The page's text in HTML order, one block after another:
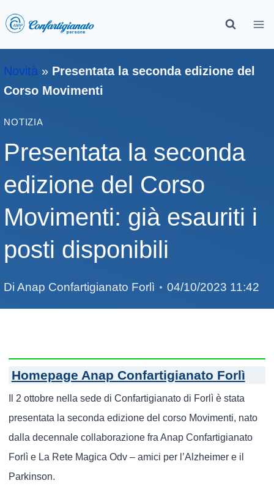
Novità » Presentata la seconda edizione del
Corso Movimenti
NOTIZIA
Presentata la seconda
edizione del Corso
Movimenti: già esauriti i
posti disponibili
Di Anap Confartigianato Forlì 04/10/2023 11:42
Homepage Anap Confartigianato Forlì
Il 2 ottobre nella sede di Confartigianato di Forlì è stata
presentata la seconda edizione del corso Movimenti, nato
dalla decennale collaborazione fra Anap Confartigianato
Forlì e La Rete Magica Odv – amici per l’Alzheimer e il
Parkinson.